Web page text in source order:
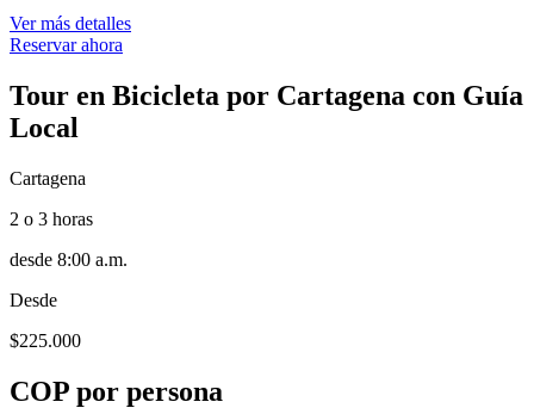
Ver más detalles
Reservar ahora
Tour en Bicicleta por Cartagena con Guía
Local
Cartagena
2 o 3 horas
desde 8:00 a.m.
Desde
$225.000
COP por persona